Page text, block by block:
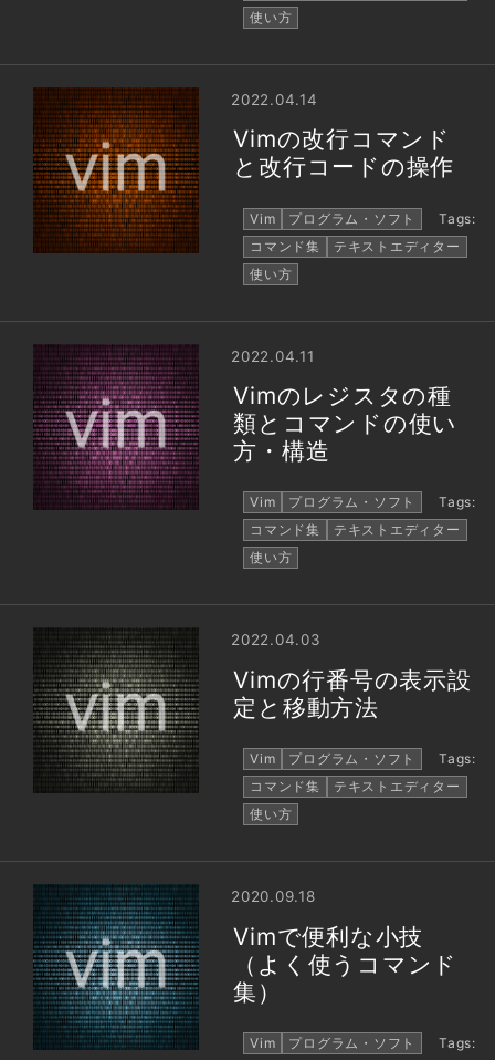
使い方
2022.04.14
Vimの改行コマンド
と改行コードの操作
Vim プログラム・ソフト
Tags:
コマンド集
テキストエディター
使い方
2022.04.11
Vimのレジスタの種
類とコマンドの使い
方・構造
Vim プログラム・ソフト
Tags:
コマンド集
テキストエディター
使い方
2022.04.03
Vimの行番号の表示設
定と移動方法
Vim プログラム・ソフト
Tags:
コマンド集
テキストエディター
使い方
2020.09.18
Vimで便利な小技
（よく使うコマンド
集）
Vim プログラム・ソフト
Tags: